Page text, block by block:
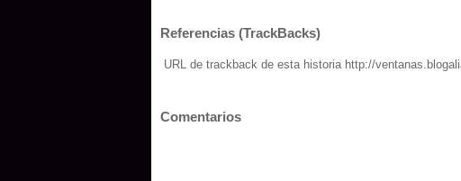
Referencias (TrackBacks)
URL de trackback de esta historia http://
Comentarios